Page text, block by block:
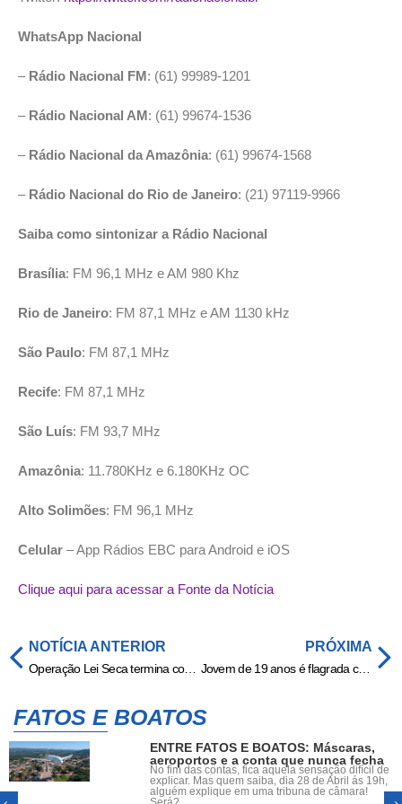
WhatsApp Nacional
– Rádio Nacional FM: (61) 99989-1201
– Rádio Nacional AM: (61) 99674-1536
– Rádio Nacional da Amazônia: (61) 99674-1568
– Rádio Nacional do Rio de Janeiro: (21) 97119-9966
Saiba como sintonizar a Rádio Nacional
Brasília: FM 96,1 MHz e AM 980 Khz
Rio de Janeiro: FM 87,1 MHz e AM 1130 kHz
São Paulo: FM 87,1 MHz
Recife: FM 87,1 MHz
São Luís: FM 93,7 MHz
Amazônia: 11.780KHz e 6.180KHz OC
Alto Solimões: FM 96,1 MHz
Celular – App Rádios EBC para Android e iOS
Clique aqui para acessar a Fonte da Notícia
NOTÍCIA ANTERIOR
Operação Lei Seca termina com três prisões e 41 veículos removidos em Cuiabá
PRÓXIMA
Jovem de 19 anos é flagrada com cocaína em ônibus na BR-070, em Cáceres (MT)
FATOS E BOATOS
ENTRE FATOS E BOATOS: Máscaras,
aeroportos e a conta que nunca fecha
No fim das contas, fica aquela sensação difícil de
explicar. Mas quem saiba, dia 28 de Abril ás 19h,
alguém explique em uma tribuna de câmara!